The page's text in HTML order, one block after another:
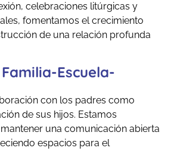
celebraciones litúrgicas y
fomentamos el crecimiento
de una relación profunda
Escuela-
con los padres como
de sus hijos. Estamos
una comunicación abierta
espacios para el